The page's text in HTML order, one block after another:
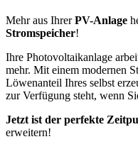
Mehr aus IhrerPV-Anlage
Stromspeicher!
Ihre Photovoltaikanlage
mehr. Mit einem modernen
Löwenanteil Ihres selbst
zur Verfügung steht, wenn
Jetzt ist der perfekte
erweitern!